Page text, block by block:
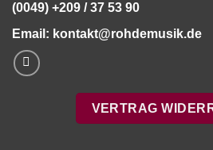
(0049) +209 / 37 53 90
Email: kontakt@rohdemusik.de
VERTRAG